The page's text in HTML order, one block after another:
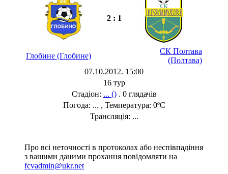
2 : 1
Глобине (Глобине)
СК Полтава
(Полтава)
07.10.2012. 15:00
16 тур
Стадіон: ... (). 0 глядачів
Погода: ... , Температура: 0ºC
Трансляція: ...
Про всі неточності в протоколах або неспівпадіння
з вашими даними прохання повідомляти на
fcvadmin@ukr.net